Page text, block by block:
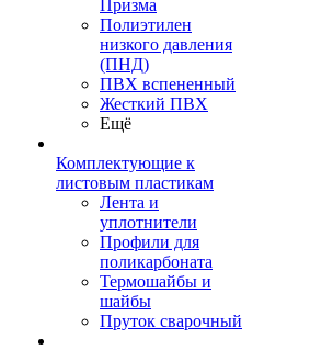
Призма
Полиэтилен
низкого давления
(ПНД)
ПВХ вспененный
Жесткий ПВХ
Ещё
Комплектующие к
листовым пластикам
Лента и
уплотнители
Профили для
поликарбоната
Термошайбы и
шайбы
Пруток сварочный